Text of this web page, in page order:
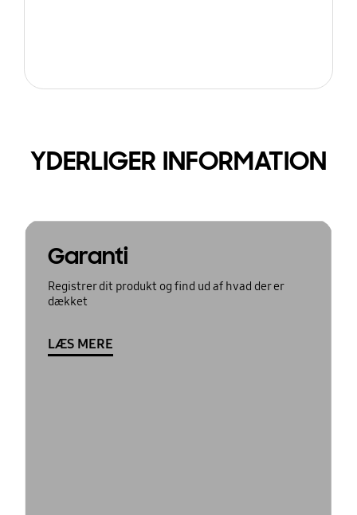
YDERLIGER INFORMATION
Garanti
Registrer dit produkt og find ud af hvad der er
dækket
LÆS MERE